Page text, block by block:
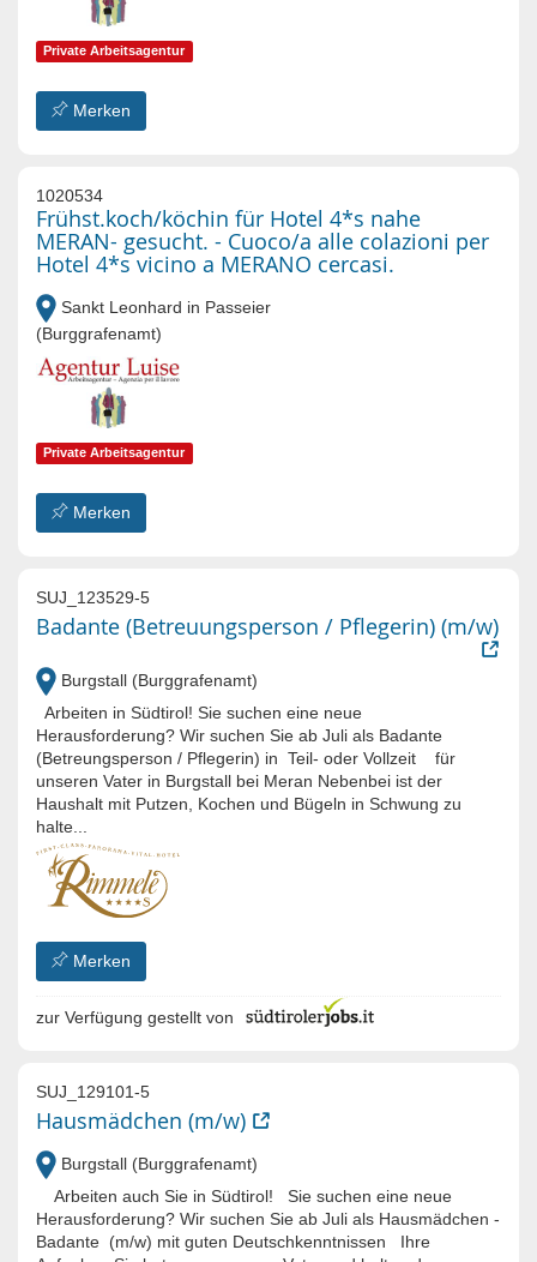
Private Arbeitsagentur
Merken
1020534
Frühst.koch/köchin für Hotel 4*s nahe
MERAN- gesucht. - Cuoco/a alle colazioni per
Hotel 4*s vicino a MERANO cercasi.
Sankt Leonhard in Passeier
(Burggrafenamt)
Private Arbeitsagentur
Merken
SUJ_123529-5
Badante (Betreuungsperson / Pflegerin) (m/w)
Burgstall (Burggrafenamt)
Arbeiten in Südtirol! Sie suchen eine neue
Herausforderung? Wir suchen Sie ab Juli als Badante
(Betreungsperson / Pflegerin) in Teil- oder Vollzeit für
unseren Vater in Burgstall bei Meran Nebenbei ist der
Haushalt mit Putzen, Kochen und Bügeln in Schwung zu
halte...
Merken
zur Verfügung gestellt von
SUJ_129101-5
Hausmädchen (m/w)
Burgstall (Burggrafenamt)
Arbeiten auch Sie in Südtirol! Sie suchen eine neue
Herausforderung? Wir suchen Sie ab Juli als Hausmädchen -
Badante (m/w) mit guten Deutschkenntnissen Ihre